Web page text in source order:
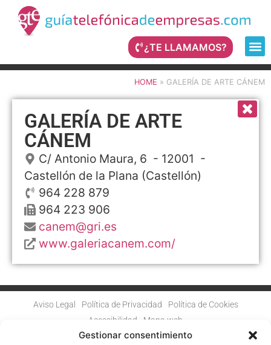
Gestionar consentimiento
¿TE LLAMAMOS?
HOME » GALERÍA DE ARTE CÁNEM
GALERÍA DE ARTE
CÁNEM
C/ Antonio Maura, 6 - 12001 -
Castellón de la Plana (Castellón)
964 228 879
964 223 906
canem@gri.es
www.galeriacanem.com/
Aviso Legal Política de Privacidad
Política de Cookies
Accesibilidad
Mapa web
FINANCIADO POR LA UNIÓN EUROPEA CON EL PROGRAMA KIT
DIGITAL POR LOS FONDOS NEXT GENERATION (EU) DEL